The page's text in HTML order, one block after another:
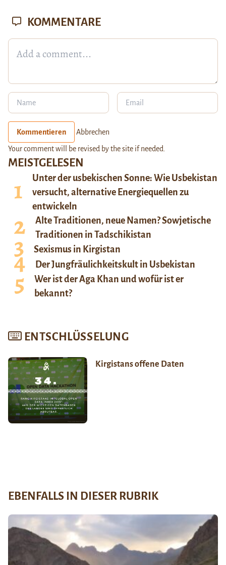
MEISTGELESEN
Unter der usbekischen Sonne: Wie Usbekistan
versucht, alternative Energiequellen zu
entwickeln
Alte Traditionen, neue Namen? Sowjetische
Traditionen in Tadschikistan
Sexismus in Kirgistan
Der Jungfräulichkeitskult in Usbekistan
Wer ist der Aga Khan und wofür ist er
bekannt?
ENTSCHLÜSSELUNG
Kirgistans offene Daten
KOMMENTARE
Kommentieren Abbrechen
Your comment will be revised by the site if needed.
EBENFALLS IN DIESER RUBRIK